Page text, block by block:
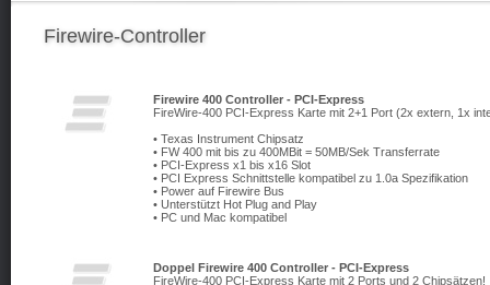
Firewire-Controller
Firewire 400 Controller - PCI-Express
FireWire-400 PCI-Express Karte mit 2+1 Port (2x extern, 1x
• Texas Instrument Chipsatz
• FW 400 mit bis zu 400MBit = 50MB/Sek Transferrate
• PCI-Express x1 bis x16 Slot
• PCI Express Schnittstelle kompatibel zu 1.0a Spezifikation
• Power auf Firewire Bus
• Unterstützt Hot Plug and Play
• PC und Mac kompatibel
Doppel Firewire 400 Controller - PCI-Express
FireWire-400 PCI-Express Karte mit 2 Ports und 2 Chipsätzen!